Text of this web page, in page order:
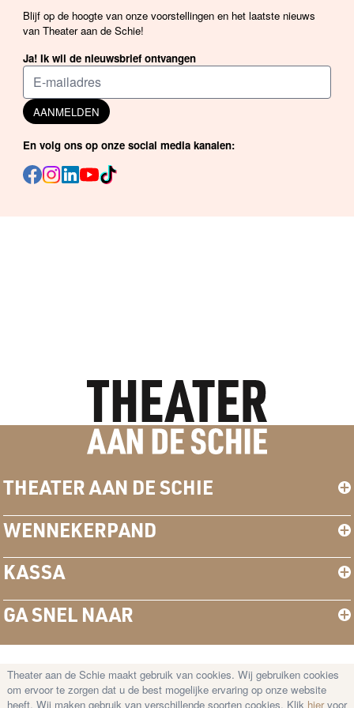
Blijf op de hoogte van onze voorstellingen en het laatste nieuws
van Theater aan de Schie!
Ja! Ik wil de nieuwsbrief ontvangen
AANMELDEN
En volg ons op onze social media kanalen:
THEATER AAN DE SCHIE
WENNEKERPAND
KASSA
GA SNEL NAAR
© Copyright 2026 Theater aan de Schie —
Disclaimer–Cookies– Privacy Statement
Theater aan de Schie maakt gebruik van cookies. Wij gebruiken cookies
om ervoor te zorgen dat u de best mogelijke ervaring op onze website
heeft. Wij maken gebruik van verschillende soorten cookies. Klik hiervoor